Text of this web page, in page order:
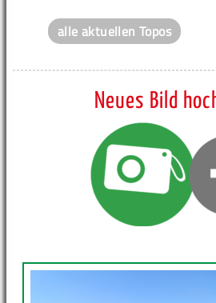
alle aktuellen Topos
Neues Bild